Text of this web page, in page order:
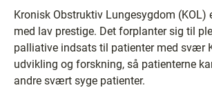
Kronisk Obstruktiv Lungesygdom (KOL)
med lav prestige. Det forplanter sig til
palliative indsats til patienter med svær
udvikling og forskning, så patienterne
andre svært syge patienter.